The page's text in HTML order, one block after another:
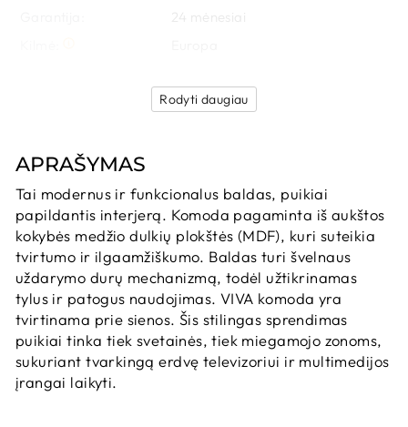
Rodyti daugiau
APRAŠYMAS
Tai modernus ir funkcionalus baldas, puikiai
papildantis interjerą. Komoda pagaminta iš aukštos
kokybės medžio dulkių plokštės (MDF), kuri suteikia
tvirtumo ir ilgaamžiškumo. Baldas turi švelnaus
uždarymo durų mechanizmą, todėl užtikrinamas
tylus ir patogus naudojimas. VIVA komoda yra
tvirtinama prie sienos. Šis stilingas sprendimas
puikiai tinka tiek svetainės, tiek miegamojo zonoms,
sukuriant tvarkingą erdvę televizoriui ir multimedijos
įrangai laikyti.